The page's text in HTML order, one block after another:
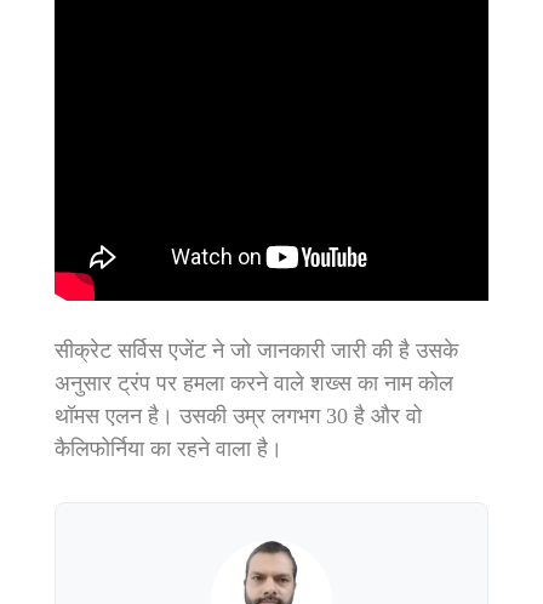
सीक्रेट सर्विस एजेंट ने जो जानकारी जारी की है उसके
अनुसार ट्रंप पर हमला करने वाले शख्स का नाम कोल
थॉमस एलन है। उसकी उम्र लगभग 30 है और वो
कैलिफोर्निया का रहने वाला है।